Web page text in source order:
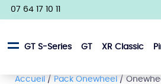
07 64 17 10 11
GT S-Series GT XR Classic
Accueil / Pack Onewheel /